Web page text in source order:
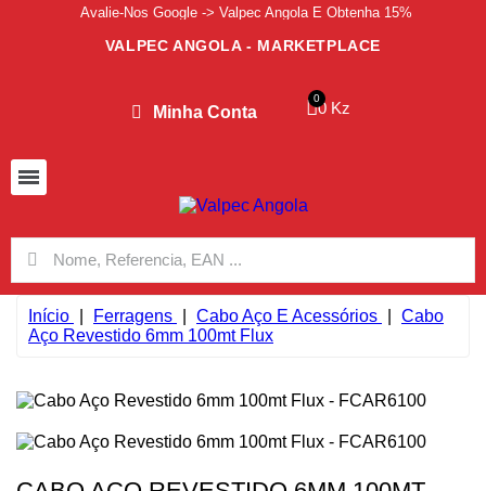
Avalie-Nos Google -> Valpec Angola E Obtenha 15%
VALPEC ANGOLA - MARKETPLACE
Minha Conta 0 Kz
Início Ferragens Cabo Aço E Acessórios
Cabo
Aço Revestido 6mm 100mt Flux